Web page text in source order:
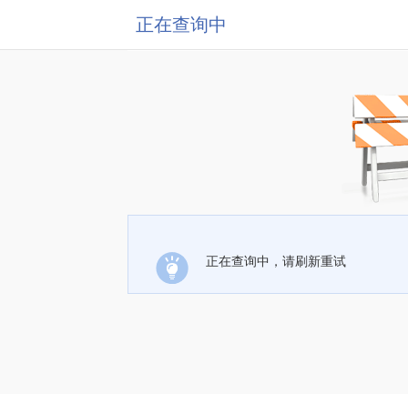
正在查询中
正在查询中，请刷新重试